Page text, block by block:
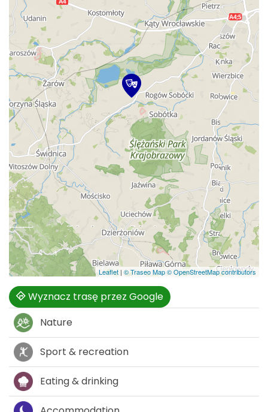
Leaflet | © Traseo Map© OpenStreetMap contributors
Wyznacz trasę przez Google
Nature
Sport & recreation
Eating & drinking